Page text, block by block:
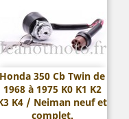
Honda 350 Cb Twin de
1968 à 1975 K0 K1 K2
K4 / Neiman neuf et
complet.